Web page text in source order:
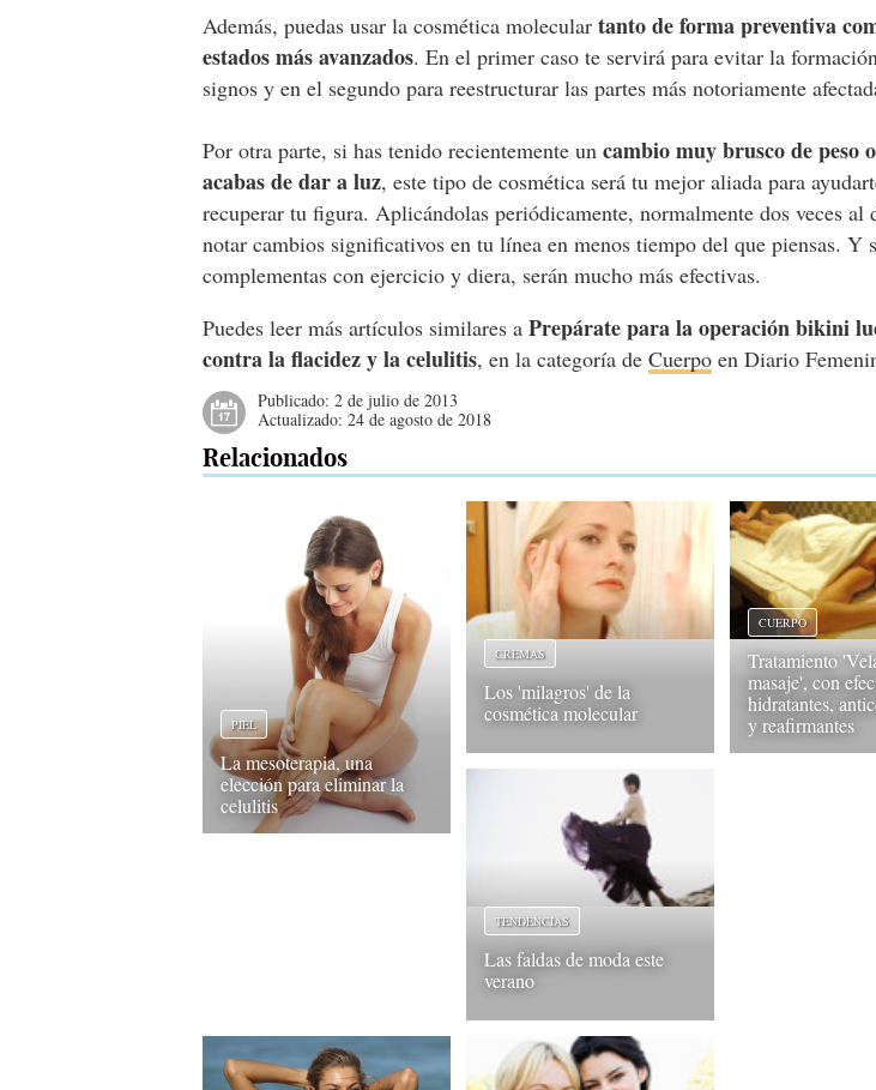
Además, puedas usar la cosmética moleculartanto de forma preventiva
estados más avanzados. En el primer caso te servirá para evitar la
signos y en el segundo para reestructurar las partes más notoriamente
Por otra parte, si has tenido recientemente uncambio muy brusco de peso
acabas de dar a luz, este tipo de cosmética será tu mejor aliada para
recuperar tu figura. Aplicándolas periódicamente, normalmente dos veces al
notar cambios significativos en tu línea en menos tiempo del que piensas. Y
complementas con ejercicio y diera, serán mucho más efectivas.
Puedes leer más artículos similares aPrepárate para la operación bikini
contra la flacidez y la celulitis, en la categoría deCuerpo en Diario
Publicado:2 de julio de 2013
Actualizado:24 de agosto de 2018
Relacionados
PIEL
La mesoterapia, una
elección para eliminar la
celulitis
CREMAS
Los 'milagros' de la
cosmética molecular
CUERPO
Tratamiento
masaje', con
hidratantes,
y reafirmantes
TENDENCIAS
Las faldas de moda este
verano